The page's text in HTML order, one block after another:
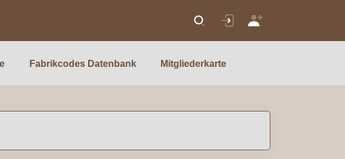
Fabrikcodes Datenbank Mitgliederkarte